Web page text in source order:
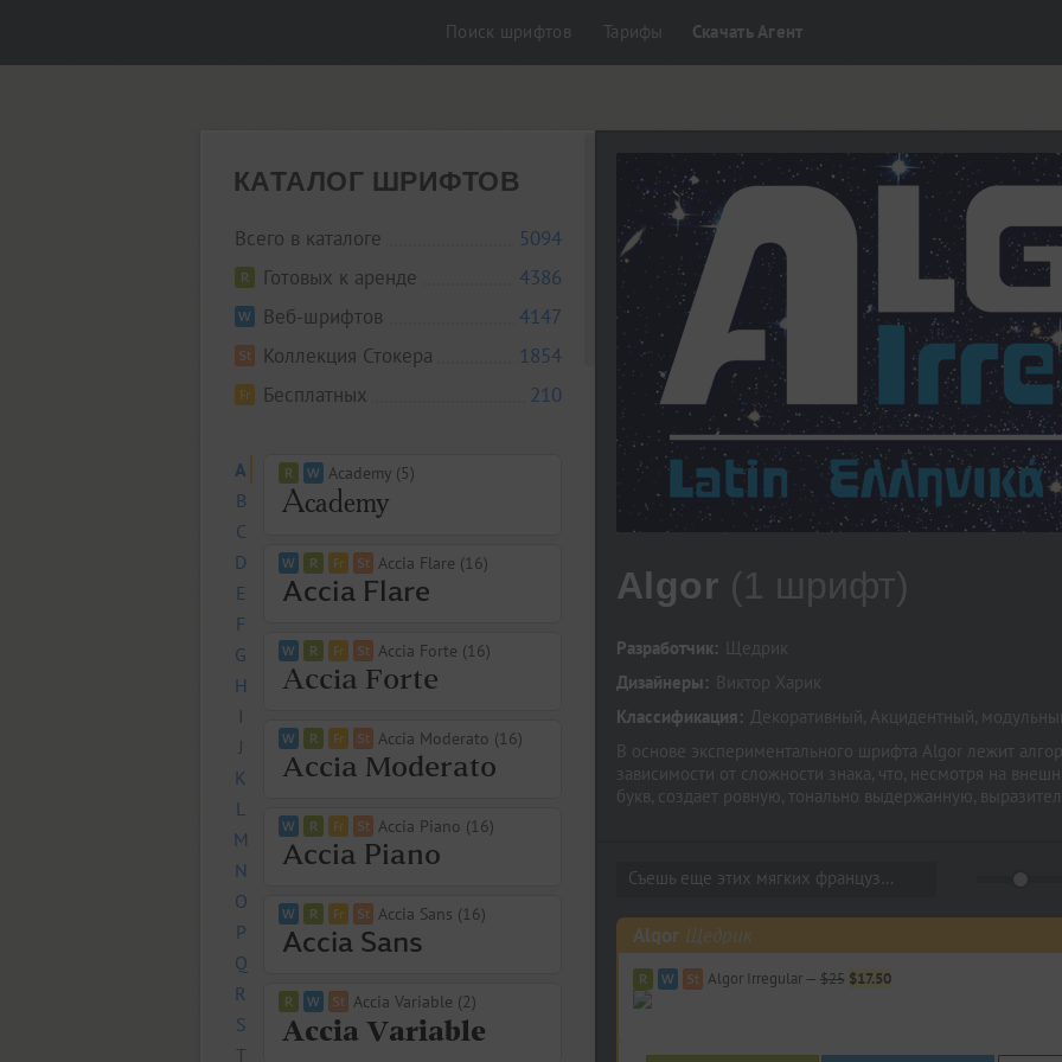
Поиск шрифтов Тарифы Скачать Агент
КАТАЛОГ ШРИФТОВ
Всего в каталоге
5094
Готовых к аренде
4386
Веб-шрифтов
4147
Коллекция Стокера
1854
Бесплатных
210
A
B
C
D
E
F
G
H
I
J
K
L
M
N
O
P
Q
R
S
T
Academy (5)
Accia Flare (16)
Accia Forte (16)
Accia Moderato (16)
Accia Piano (16)
Accia Sans (16)
Accia Variable (2)
Algor (1 шрифт)
Разработчик: Щедрик
Дизайнеры: Виктор Харик
Классификация: Декоративный, Акцидентный,
В основе экспериментального шрифта Algor лежит
зависимости от сложности знака, что, несмотря на
букв, создает ровную, тонально выдержанную,
Предлагаемая версия содержит расширенную
европейскую кириллицу и международный
не связан с историческими стилями, что позволяет
письменности. Вы можете заказать автору
письменностей. Уже есть начальные разработки для
Шрифт разработал Виктор Харик в 2018 году для
Щедрик.
Съешь еще этих мягких французских...
Algor Щедрик
Algor Irregular — $25 $17.50